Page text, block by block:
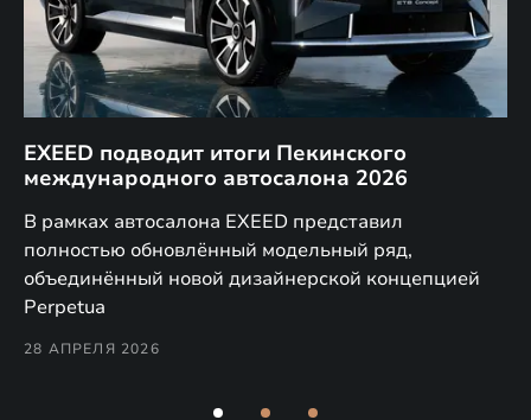
EXEED подводит итоги Пекинского
международного автосалона 2026
В рамках автосалона EXEED представил
полностью обновлённый модельный ряд,
объединённый новой дизайнерской концепцией
Perpetua
28 АПРЕЛЯ 2026